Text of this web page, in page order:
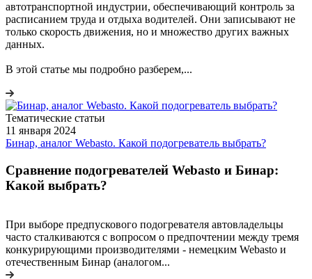
автотранспортной индустрии, обеспечивающий контроль за
расписанием труда и отдыха водителей. Они записывают не
только скорость движения, но и множество других важных
данных.
В этой статье мы подробно разберем,...
Тематические статьи
11 января 2024
Бинар, аналог Webasto. Какой подогреватель выбрать?
Сравнение подогревателей Webasto и Бинар:
Какой выбрать?
При выборе предпускового подогревателя автовладельцы
часто сталкиваются с вопросом о предпочтении между тремя
конкурирующими производителями - немецким Webasto и
отечественным Бинар (аналогом...